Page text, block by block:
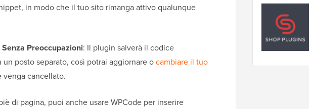
in modo che il tuo sito rimanga attivo qualunque
Preoccupazioni: Il plugin salverà il codice
posto separato, così potrai aggiornare ocambiare il tuo
cancellato.
di pagina, puoi anche usare WPCode per inserire